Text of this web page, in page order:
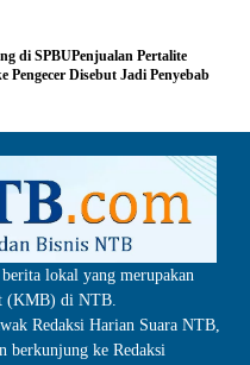
di SPBUPenjualan Pertalite
Pengecer Disebut Jadi Penyebab
lokal yang merupakan
(KMB) di NTB.
Redaksi Harian Suara NTB,
berkunjung ke Redaksi